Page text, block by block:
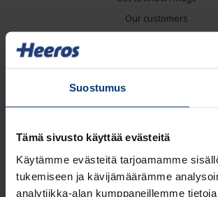
Suostumus
Tämä sivusto käyttää evästeitä
Käytämme evästeitä tarjoamamme
tukemiseen ja kävijämäärämme
analytiikka-alan kumppaneillemme
Our customers
Invoicing
Project management
Shortcuts